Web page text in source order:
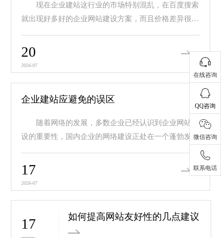
现在企业建站这行业的市场特别混乱，在百度搜索
就出现好多好的企业网站建设方案，而且价格差异很
20
2026-07
企业建站应避免的误区
随着网络的发展，多数企业已经认识到企业网站建
设的重要性，国内企业的网络建设正处在一个蓬勃发展
17
2026-07
17 如何提高网站友好性的几点建议
在线咨询
QQ咨询
微信咨询
联系电话